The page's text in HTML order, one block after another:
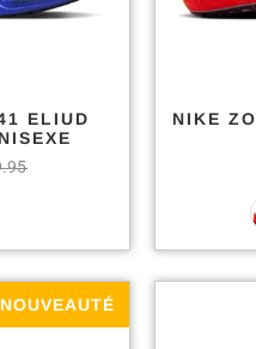
ELIUD
NIKE
NOUVEAUTÉ